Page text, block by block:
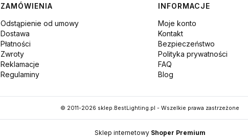
Linki w stopce
ZAMÓWIENIA
Odstąpienie od umowy
Dostawa
Płatności
Zwroty
Reklamacje
Regulaminy
INFORMACJE
Moje konto
Kontakt
Bezpieczeństwo
Polityka prywatności
FAQ
Blog
© 2011-2026 sklep.BestLighting.pl - Wszelkie prawa zastrzeżone
Sklep internetowy Shoper Premium